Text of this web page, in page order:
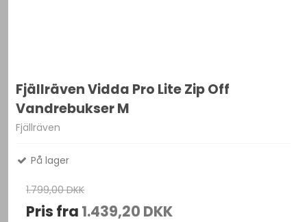
Fjällräven Vidda Pro Lite Zip Off
Vandrebukser M
Fjällräven
På lager
1.799,00 DKK
Pris fra 1.439,20 DKK